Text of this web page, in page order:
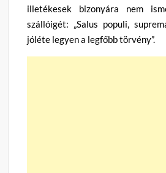
illetékesek bizonyára nem
szállóigét: „Salus populi,
jóléte legyen a legfőbb törvény”.